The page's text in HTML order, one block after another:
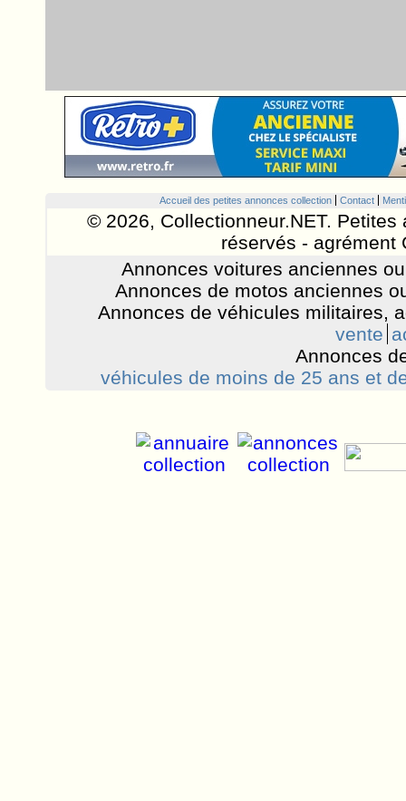
Accueil des petites annonces collection Contact
© 2026, Collectionneur.NET.
réservés - agrément
Annonces voitures anciennes
Annonces de motos anciennes
Annonces de véhicules militaires,
vente
Annonces
véhicules de moins de 25 ans et